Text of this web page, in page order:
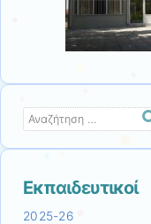
Αναζήτηση
Εκπαιδευτικοί
2025-26